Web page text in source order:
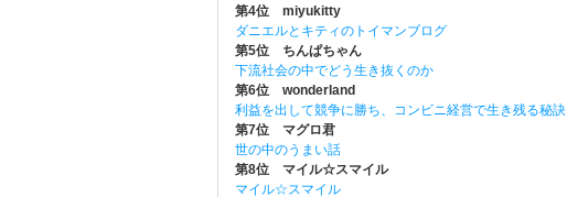
第4位 miyukitty
ダニエルとキティのトイマンブログ
第5位 ちんぱちゃん
下流社会の中でどう生き抜くのか
第6位 wonderland
利益を出して競争に勝ち、コンビニ経営で生き残る秘訣
第7位 マグロ君
世の中のうまい話
第8位 マイル☆スマイル
マイル☆スマイル